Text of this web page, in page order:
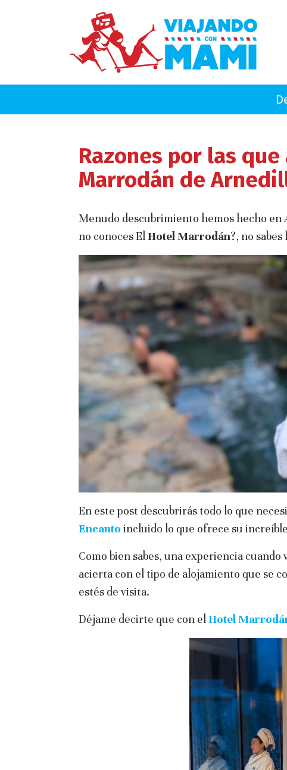
Razones por las
Marrodán de
Menudo descubrimiento hemos hecho en
no conoces El Hotel Marrodán?, no
En este post descubrirás todo lo que
Encanto incluido lo que ofrece su
Como bien sabes, una experiencia
acierta con el tipo de alojamiento que se
estés de visita.
Déjame decirte que con el Hotel